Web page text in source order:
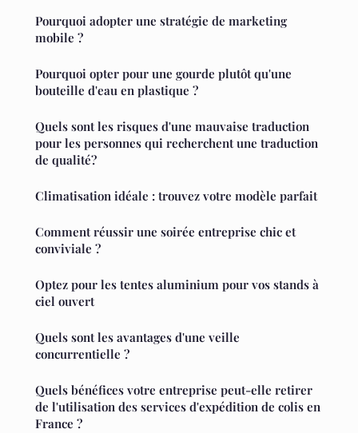
Pourquoi adopter une stratégie de marketing
mobile ?
Pourquoi opter pour une gourde plutôt qu'une
bouteille d'eau en plastique ?
Quels sont les risques d'une mauvaise traduction
pour les personnes qui recherchent une traduction
de qualité?
Climatisation idéale : trouvez votre modèle parfait
Comment réussir une soirée entreprise chic et
conviviale ?
Optez pour les tentes aluminium pour vos stands à
ciel ouvert
Quels sont les avantages d'une veille
concurrentielle ?
Quels bénéfices votre entreprise peut-elle retirer
de l'utilisation des services d'expédition de colis en
France ?